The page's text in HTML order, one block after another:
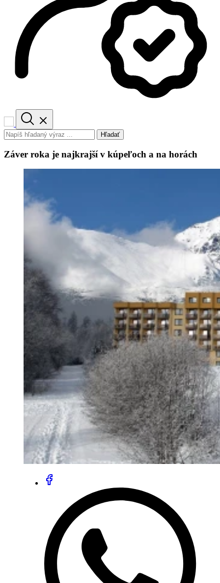
Hľadať
Záver roka je najkrajší v kúpeľoch a na horách